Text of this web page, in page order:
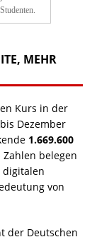
MEHR
Kurs in der
Dezember
1.669.600
Zahlen belegen
digitalen
von
der Deutschen